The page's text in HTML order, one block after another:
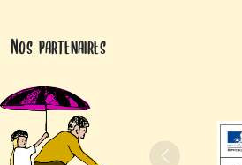
Nos partenaires